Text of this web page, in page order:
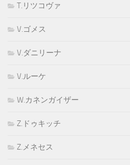
T.リツコヴァ
V.ゴメス
V.ダニリーナ
V.ルーケ
W.カネンガイザー
Z.ドゥキッチ
Z.メネセス